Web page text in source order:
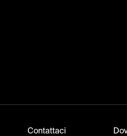
Contattaci